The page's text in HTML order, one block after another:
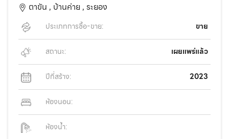
ตาขัน , บ้านค่าย , ระยอง
ประเภทการซื้อ-ขาย: ขาย
สถานะ: เผยแพร่แล้ว
ปีที่สร้าง: 2023
ห้องนอน:
ห้องน้ำ: